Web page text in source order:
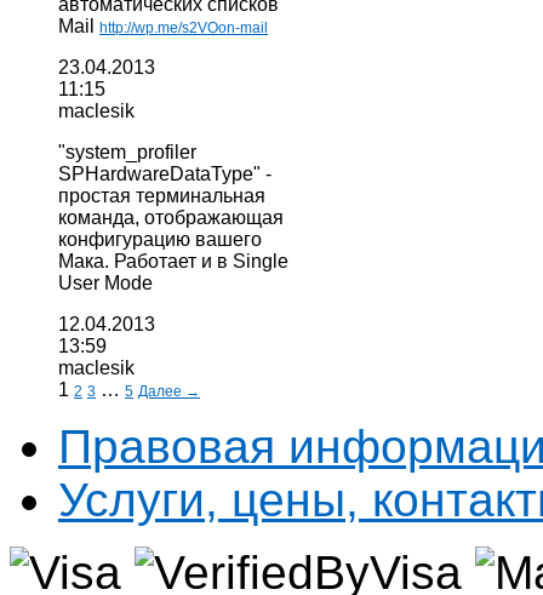
автоматических списков
Mail
http://wp.me/s2VOon-mail
23.04.2013
11:15
maclesik
"system_profiler
SPHardwareDataType" -
простая терминальная
команда, отображающая
конфигурацию вашего
Мака. Работает и в Single
User Mode
12.04.2013
13:59
maclesik
1 2 3 … 5 Далее →
Правовая
Услуги, цены,